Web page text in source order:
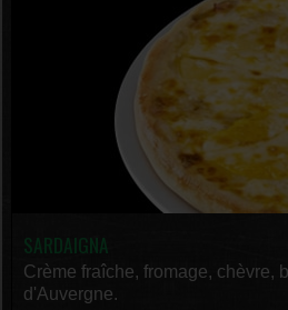
SARDAIGNA
Crème fraîche, fromage, chèvre,
d'Auvergne.